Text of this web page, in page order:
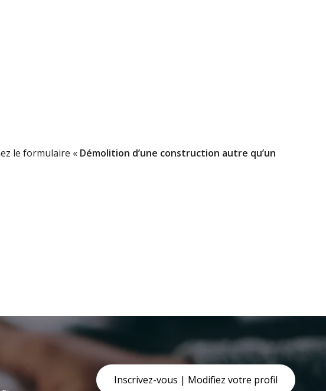
le formulaire « Démolition d’une construction autre qu’un
Inscrivez-vous | Modifiez votre profil